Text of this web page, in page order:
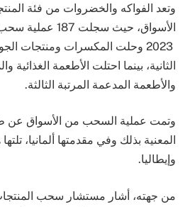
وتعد الفواكه والخضروات من فئة
الأسواق، حيث
2023 وحلت المكسرات ومنتجات
الثانية، بينما احتلت الأطعمة الغذائية
والأطعمة المدعمة المرتبة الثالثة.
وتمت عملية السحب من الأسواق عن
المعنية بذلك وفي مقدمتها ألمانيا،
وإيطاليا.
من جهته، أشار مستشار سحب